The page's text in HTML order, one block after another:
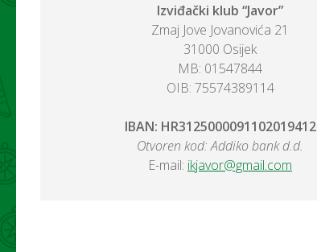
Izviđački klub “Javor”
Zmaj Jove Jovanovića 21
31000 Osijek
MB: 01547844
OIB: 75574389114
IBAN: HR3125000091102019412
Otvoren kod: Addiko bank d.d.
E-mail: ikjavor@gmail.com